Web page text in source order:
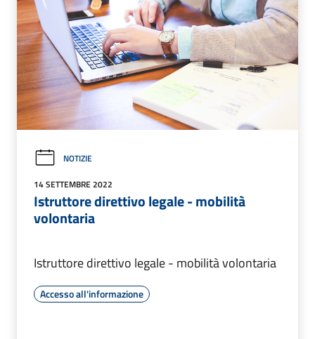
NOTIZIE
14 SETTEMBRE 2022
Istruttore direttivo legale - mobilità
volontaria
Istruttore direttivo legale - mobilità volontaria
Accesso all'informazione